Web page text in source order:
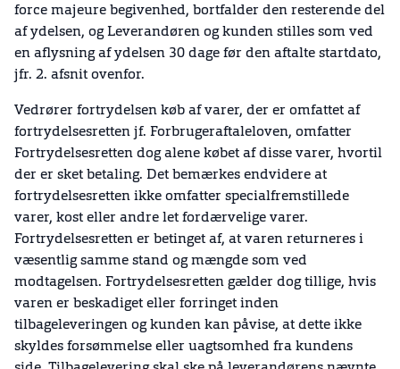
force majeure begivenhed, bortfalder den resterende del
af ydelsen, og Leverandøren og kunden stilles som ved
en aflysning af ydelsen 30 dage før den aftalte startdato,
jfr. 2. afsnit ovenfor.
Vedrører fortrydelsen køb af varer, der er omfattet af
fortrydelsesretten jf. Forbrugeraftaleloven, omfatter
Fortrydelsesretten dog alene købet af disse varer, hvortil
der er sket betaling. Det bemærkes endvidere at
fortrydelsesretten ikke omfatter specialfremstillede
varer, kost eller andre let fordærvelige varer.
Fortrydelsesretten er betinget af, at varen returneres i
væsentlig samme stand og mængde som ved
modtagelsen. Fortrydelsesretten gælder dog tillige, hvis
varen er beskadiget eller forringet inden
tilbageleveringen og kunden kan påvise, at dette ikke
skyldes forsømmelse eller uagtsomhed fra kundens